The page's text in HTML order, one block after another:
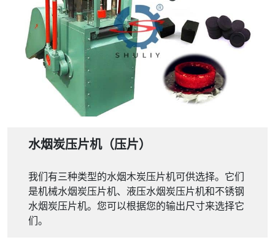
水烟炭压片机（压片）
我们有三种类型的水烟木炭压片机可供选择。它们
是机械水烟炭压片机、液压水烟炭压片机和不锈钢
水烟炭压片机。您可以根据您的输出尺寸来选择它
们。